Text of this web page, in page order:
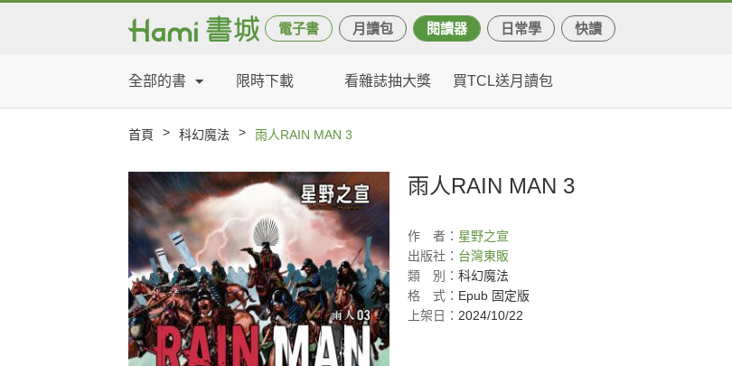
電子書 月讀包 閱讀器 日常學 快讀
全部的書 限時下載 看雜誌抽大獎 買TCL送月讀包
首頁 > 科幻魔法 > 雨人RAIN MAN 3
雨人RAIN MAN 3
作 者： 星野之宣
出版社： 台灣東販
類
別： 科幻魔法
格
式： Epub 固定版
上架日： 2024/10/22